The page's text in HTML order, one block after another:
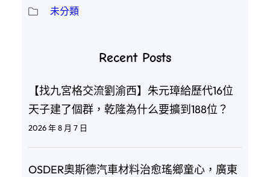
未分類
Recent Posts
【找九宮格交流劉渝西】朱元璋給歷代16位
天子建了個群，乾隆為什么要擴到188位？
2026 年 8 月 7 日
OSDER奧斯德汽車材料治愈瑤鄉童心，廣東